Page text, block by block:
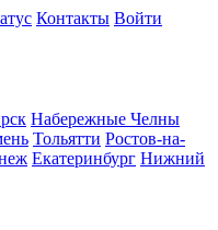
Контакты Войти
Набережные Челны
Тольятти Ростов-на-
Екатеринбург Нижний